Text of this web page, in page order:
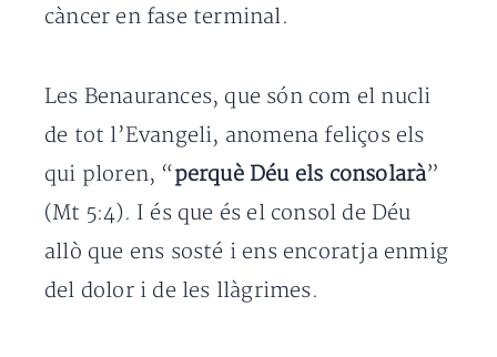
càncer en fase terminal.
Les Benaurances, que són com el nucli
de tot l’Evangeli, anomena feliços els
qui ploren, “perquè Déu els consolarà”
(Mt 5:4). I és que és el consol de Déu
allò que ens sosté i ens encoratja enmig
del dolor i de les llàgrimes.